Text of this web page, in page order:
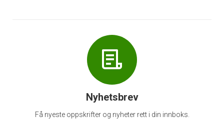
Nyhetsbrev
Få nyeste oppskrifter og nyheter rett i din innboks.